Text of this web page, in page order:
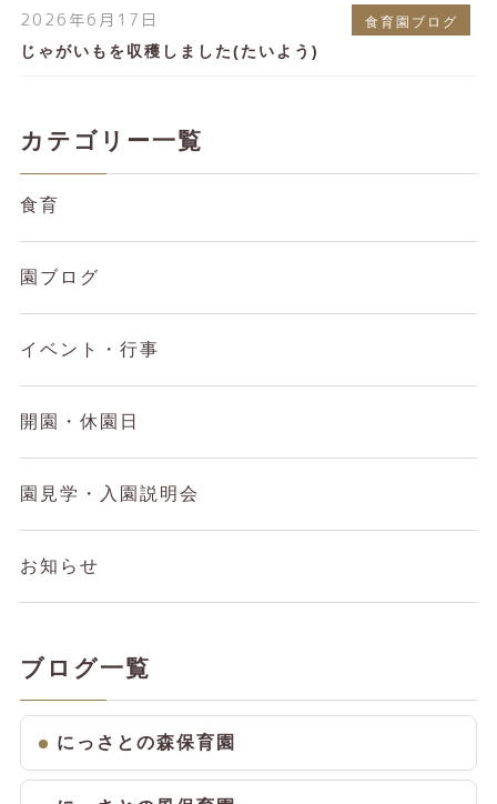
2026年6月17日 食育園ブログ
じゃがいもを収穫しました(たいよう)
カテゴリー一覧
食育
園ブログ
イベント・行事
開園・休園日
園見学・入園説明会
お知らせ
ブログ一覧
にっさとの森保育園